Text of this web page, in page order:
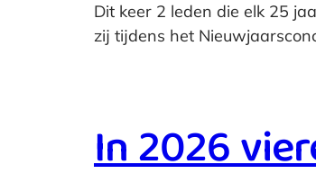
Dit keer 2 leden die elk 25
zij tijdens het
In 2026